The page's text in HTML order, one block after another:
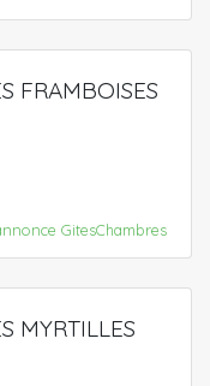
FRAMBOISES
GitesChambres
MYRTILLES